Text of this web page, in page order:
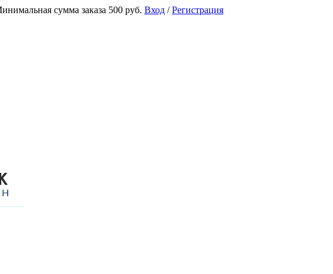
сумма заказа 500 руб. Вход /Регистрация